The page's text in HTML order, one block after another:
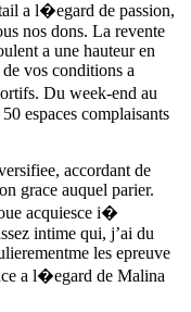
a l�egard de passion,
nos dons. La revente
a une hauteur en
vos conditions a
Du week-end au
espaces complaisants
accordant de
grace auquel parier.
acquiesce i�
intime qui, j’ai du
les epreuve
a l�egard de Malina